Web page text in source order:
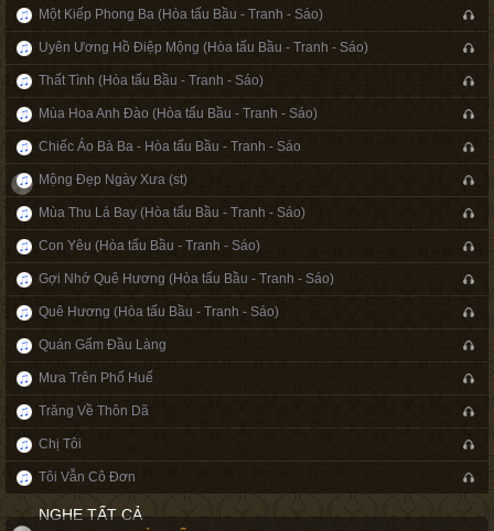
Một Kiếp Phong Ba (Hòa tấu Bầu - Tranh - Sáo)
Uyên Ương Hồ Điệp Mộng (Hòa tấu Bầu - Tranh - Sáo)
Thất Tình (Hòa tấu Bầu - Tranh - Sáo)
Mùa Hoa Anh Đào (Hòa tấu Bầu - Tranh - Sáo)
Chiếc Áo Bà Ba - Hòa tấu Bầu - Tranh - Sáo
Mộng Đẹp Ngày Xưa (st)
Mùa Thu Lá Bay (Hòa tấu Bầu - Tranh - Sáo)
Con Yêu (Hòa tấu Bầu - Tranh - Sáo)
Gợi Nhớ Quê Hương (Hòa tấu Bầu - Tranh - Sáo)
Quê Hương (Hòa tấu Bầu - Tranh - Sáo)
Quán Gấm Đầu Làng
Mưa Trên Phố Huế
Trăng Về Thôn Dã
Chị Tôi
Tôi Vẫn Cô Đơn
NGHE TẤT CẢ